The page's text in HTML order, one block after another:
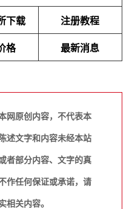
下载 注册教程
格 最新消息
网原创内容，不代表本
述文字和内容未经本站
者部分内容、文字的真
作任何保证或承诺，请
相关内容。